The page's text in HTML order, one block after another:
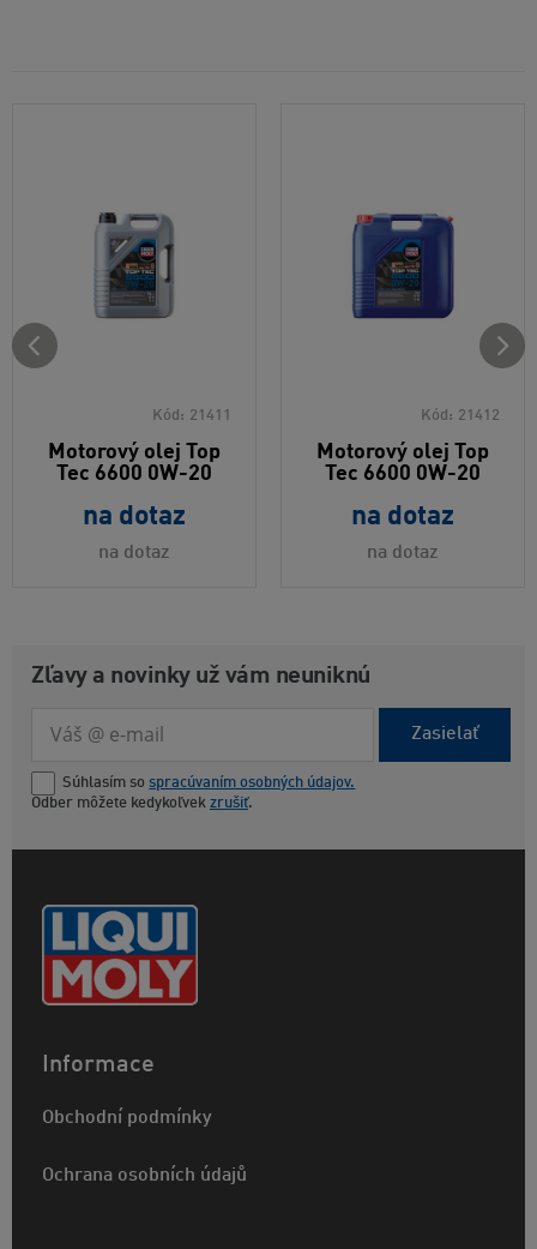
Kód: 21411
Motorový olej Top
Tec 6600 0W-20
na dotaz
na dotaz
Kód: 21412
Motorový olej Top
Tec 6600 0W-20
na dotaz
na dotaz
Zľavy a novinky už vám neuniknú
Zasielať
Súhlasím so spracúvaním osobných údajov.
Odber môžete kedykoľvek zrušiť.
Informace
Obchodní podmínky
Ochrana osobních údajů